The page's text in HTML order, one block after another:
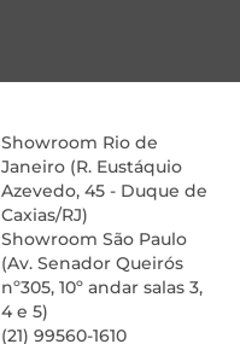
Showroom Rio de
Janeiro (R. Eustáquio
Azevedo, 45 - Duque de
Caxias/RJ)
Showroom São Paulo
(Av. Senador Queirós
nº305, 10º andar salas 3,
4 e 5)
(21) 99560-1610